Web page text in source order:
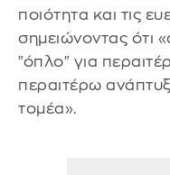
ποιότητα και τις
σημειώνοντας ότι
"όπλο" για
περαιτέρω
τομέα».